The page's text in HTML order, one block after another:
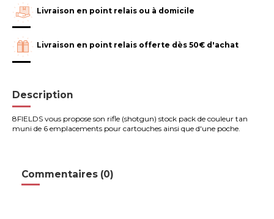
Livraison en point relais ou à domicile
Livraison en point relais offerte dès 50€ d'achat
Description
8FIELDS vous propose son rifle (shotgun) stock pack de couleur tan
muni de 6 emplacements pour cartouches ainsi que d'une poche.
Commentaires (0)